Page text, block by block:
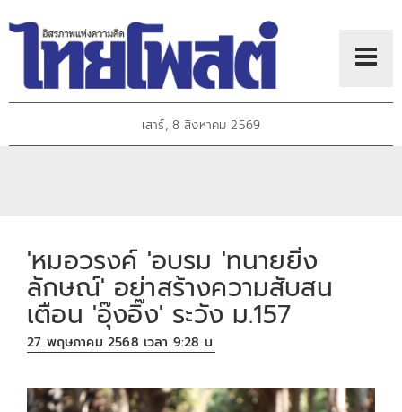
เสาร์, 8 สิงหาคม 2569
'หมอวรงค์ 'อบรม 'ทนายยิ่ง
ลักษณ์' อย่าสร้างความสับสน
เตือน 'อุ๊งอิ๊ง' ระวัง ม.157
27 พฤษภาคม 2568 เวลา 9:28 น.